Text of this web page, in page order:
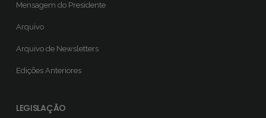
Mensagem do Presidente
Arquivo
Arquivo de Newsletters
Edições Anteriores
LEGISLAÇÃO